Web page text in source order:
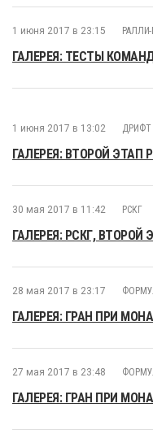
1 июня 2017 в 23:15
ГАЛЕРЕЯ: ТЕСТЫ
1 июня 2017 в 13:02 ДРИФТ
ГАЛЕРЕЯ: ВТОРОЙ
30 мая 2017 в 11:42 РСКГ
ГАЛЕРЕЯ: РСКГ, ВТОРОЙ
28 мая 2017 в 23:17
ГАЛЕРЕЯ: ГРАН ПРИ
27 мая 2017 в 23:48
ГАЛЕРЕЯ: ГРАН ПРИ